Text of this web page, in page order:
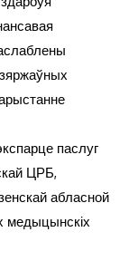
паслуг
ЦРБ,
абласной
медыцынскіх